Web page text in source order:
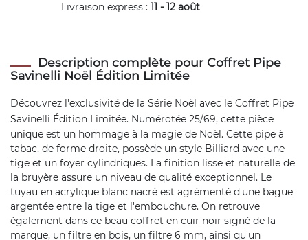
Livraison express : 11 - 12 août
Description complète pour Coffret Pipe
Savinelli Noël Édition Limitée
Découvrez l'exclusivité de la Série Noël avec le Coffret Pipe
Savinelli Édition Limitée. Numérotée 25/69, cette pièce
unique est un hommage à la magie de Noël. Cette pipe à
tabac, de forme droite, possède un style Billiard avec une
tige et un foyer cylindriques. La finition lisse et naturelle de
la bruyère assure un niveau de qualité exceptionnel. Le
tuyau en acrylique blanc nacré est agrémenté d'une bague
argentée entre la tige et l'embouchure. On retrouve
également dans ce beau coffret en cuir noir signé de la
marque, un filtre en bois, un filtre 6 mm, ainsi qu'un